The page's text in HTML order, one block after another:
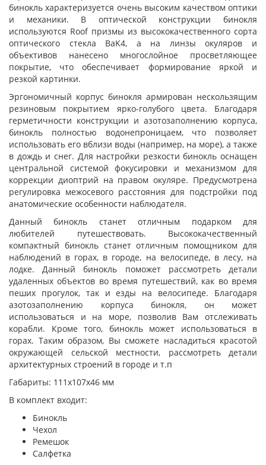
бинокль характеризуется очень высоким качеством оптики
и механики. В оптической конструкции бинокля
используются Roof призмы из высококачественного сорта
оптического стекла BaK4, а на линзы окуляров и
объективов нанесено многослойное просветляющее
покрытие, что обеспечивает формирование яркой и
резкой картинки.
Эргономичный корпус бинокля армирован нескользящим
резиновым покрытием ярко-голубого цвета. Благодаря
герметичности конструкции и азотозаполнению корпуса,
бинокль полностью водонепроницаем, что позволяет
использовать его вблизи воды (например, на море), а также
в дождь и снег. Для настройки резкости бинокль оснащен
центральной системой фокусировки и механизмом для
коррекции диоптрий на правом окуляре. Предусмотрена
регулировка межосевого расстояния для подстройки под
анатомические особенности наблюдателя.
Данный бинокль станет отличным подарком для
любителей путешествовать. Высококачественный
компактный бинокль станет отличным помощником для
наблюдений в горах, в городе, на велосипеде, в лесу, на
лодке. Данный бинокль поможет рассмотреть детали
удаленных объектов во время путешествий, как во время
пеших прогулок, так и езды на велосипеде. Благодаря
азотозаполнению корпуса бинокля, он может
использоваться и на море, позволив Вам отслеживать
корабли. Кроме того, бинокль может использоваться в
горах. Таким образом, Вы сможете насладиться красотой
окружающей сельской местности, рассмотреть детали
архитектурных строений в городе и т.п
Габариты: 111х107х46 мм
В комплект входит:
Бинокль
Чехол
Ремешок
Салфетка